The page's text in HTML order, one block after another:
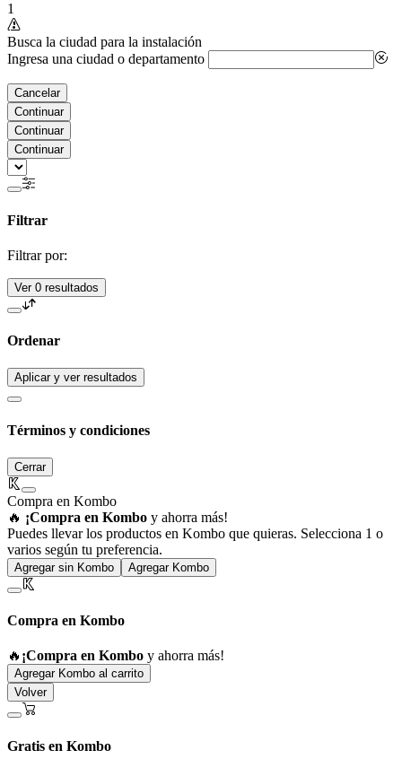
1
Busca la ciudad para la instalación
Ingresa una ciudad o departamento
Cancelar
Continuar
Continuar
Continuar
Filtrar
Filtrar por:
Ver 0 resultados
Ordenar
Aplicar y ver resultados
Términos y condiciones
Cerrar
Compra en Kombo
🔥 ¡Compra en Kombo y ahorra más!
Puedes llevar los productos en Kombo que quieras. Selecciona 1 o
varios según tu preferencia.
Agregar sin Kombo Agregar Kombo
Compra en Kombo
🔥 ¡Compra en Kombo y ahorra más!
Agregar Kombo al carrito
Volver
Gratis en Kombo